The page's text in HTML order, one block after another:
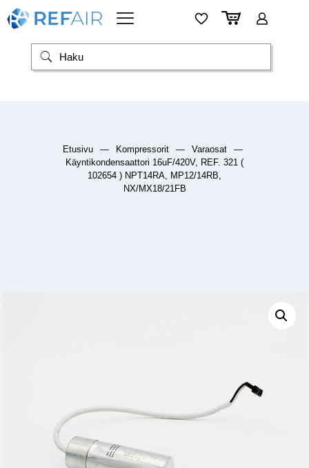
Etusivu — Kompressorit — Varaosat
—
Käyntikondensaattori 16uF/420V, REF. 321 (
102654 ) NPT14RA, MP12/14RB,
NX/MX18/21FB